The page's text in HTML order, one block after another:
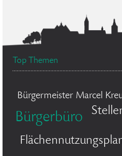
Top Themen
Bürgermeister Marcel
Bürgerbüro